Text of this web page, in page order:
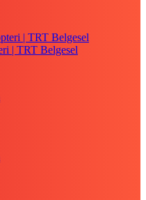
| TRT Belgesel